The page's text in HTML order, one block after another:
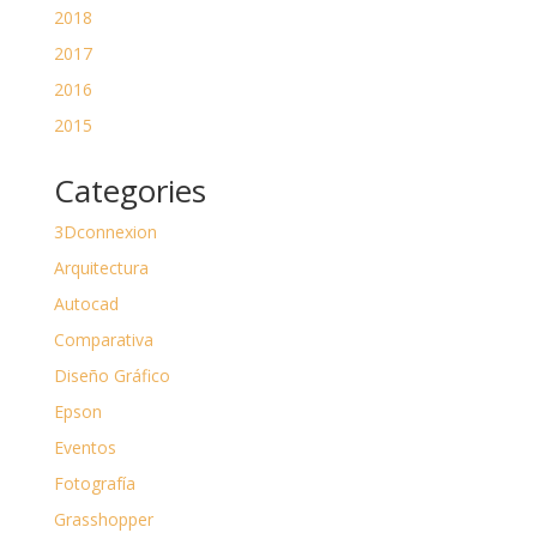
2018
2017
2016
2015
Categories
3Dconnexion
Arquitectura
Autocad
Comparativa
Diseño Gráfico
Epson
Eventos
Fotografía
Grasshopper